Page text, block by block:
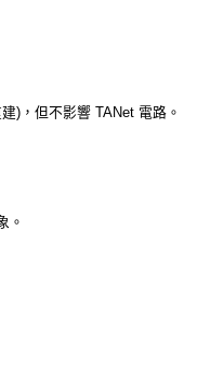
)，但不影響 TANet 電路。
。